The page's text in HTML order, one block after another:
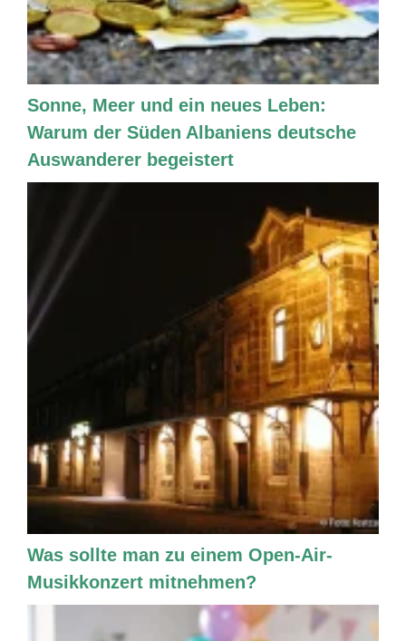
Sonne, Meer und ein neues Leben:
Warum der Süden Albaniens deutsche
Auswanderer begeistert
Was sollte man zu einem Open-Air-
Musikkonzert mitnehmen?